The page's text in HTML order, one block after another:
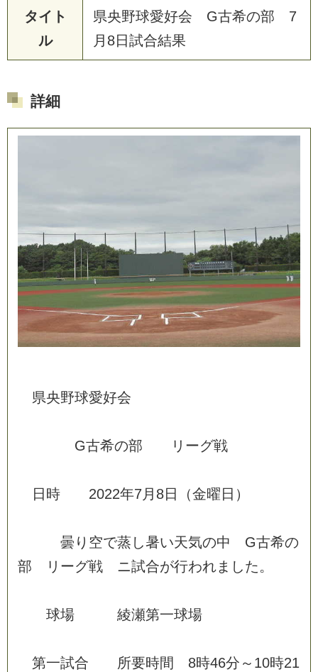
タイト
ル
県央野球愛好会 G古希の部 7
月8日試合結果
詳細
県央野球愛好会
G古希の部 リ ーグ戦
日 時 2022年7月 8日 （金曜 日 ）
曇 り 空で蒸 し暑い天気の中 G古希の
部
リ ーグ戦 ニ試合が行われま した。
球場 綾瀬第一球場
第一試合 所要時間 8時46分 ～ 10時21